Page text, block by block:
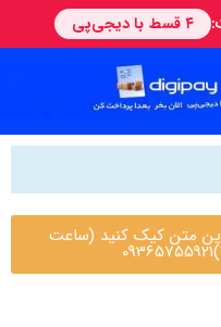
متن کیک کنید (ساعت